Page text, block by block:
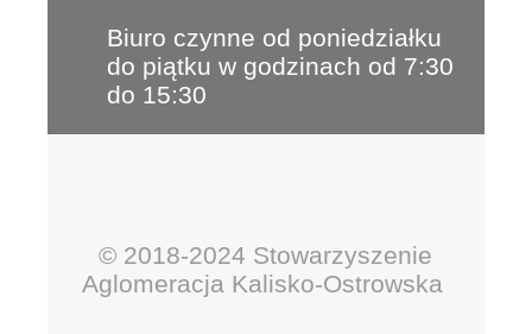
Biuro czynne od poniedziałku
do piątku w godzinach od 7:30
do 15:30
© 2018-2024 Stowarzyszenie
Aglomeracja Kalisko-Ostrowska